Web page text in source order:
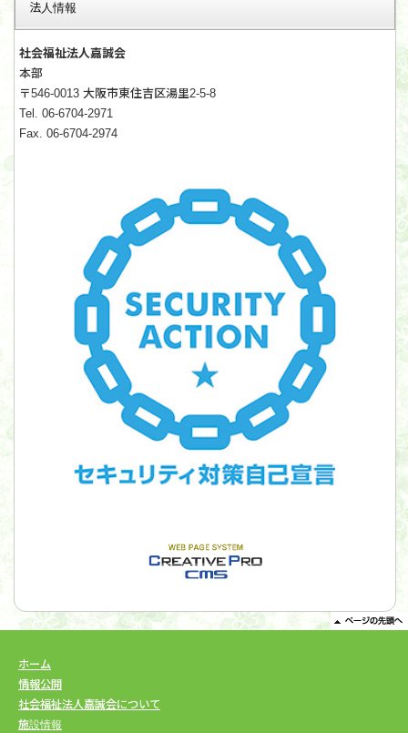
法人情報
社会福祉法人嘉誠会
本部
〒546-0013 大阪市東住吉区湯里2-5-8
Tel. 06-6704-2971
Fax. 06-6704-2974
ホーム
情報公開
社会福祉法人嘉誠会について
施設情報